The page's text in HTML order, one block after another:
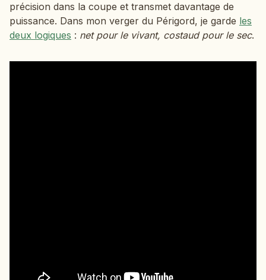
précision dans la coupe et transmet davantage de
puissance. Dans mon verger du Périgord, je garde les
deux logiques : net pour le vivant, costaud pour le sec.